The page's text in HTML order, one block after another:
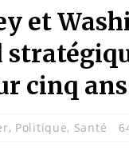
et
cinq ans
, Politique, Santé